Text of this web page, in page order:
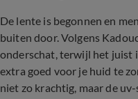
De lente is begonnen en
buiten door. Volgens
onderschat, terwijl het juist
extra goed voor je huid te
niet zo krachtig, maar de